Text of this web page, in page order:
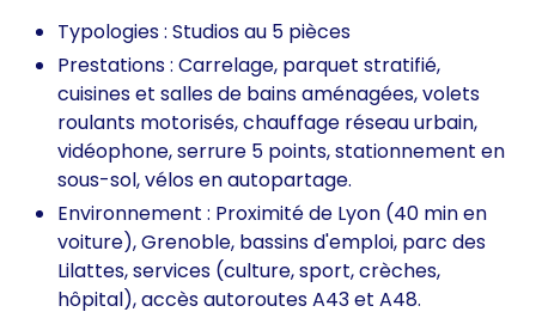
Typologies : Studios au 5 pièces
Prestations : Carrelage, parquet stratifié,
cuisines et salles de bains aménagées, volets
roulants motorisés, chauffage réseau urbain,
vidéophone, serrure 5 points, stationnement en
sous-sol, vélos en autopartage.
Environnement : Proximité de Lyon (40 min en
voiture), Grenoble, bassins d'emploi, parc des
Lilattes, services (culture, sport, crèches,
hôpital), accès autoroutes A43 et A48.